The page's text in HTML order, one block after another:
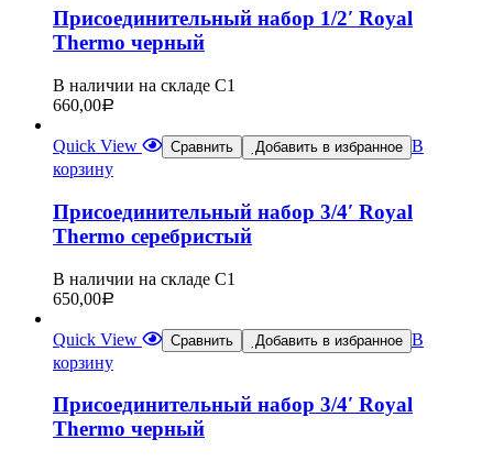
Присоединительный набор 1/2′ Royal
Thermo черный
В наличии на складе С1
660,00Р
Quick View Сравнить Добавить в избранное В
корзину
Присоединительный набор 3/4′ Royal
Thermo серебристый
В наличии на складе С1
650,00Р
Quick View Сравнить Добавить в избранное В
корзину
Присоединительный набор 3/4′ Royal
Thermo черный